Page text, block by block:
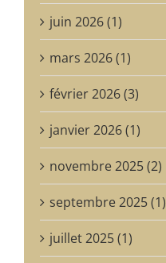
juin 2026 (1)
mars 2026 (1)
février 2026 (3)
janvier 2026 (1)
novembre 2025 (2)
septembre 2025 (1)
juillet 2025 (1)